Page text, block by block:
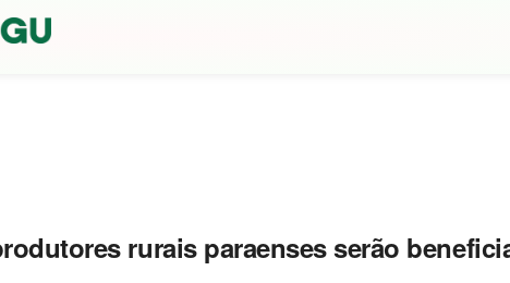
rurais paraenses serão